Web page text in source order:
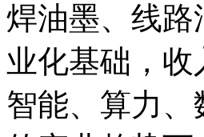
焊油墨、线
业化基础，
智能、算力